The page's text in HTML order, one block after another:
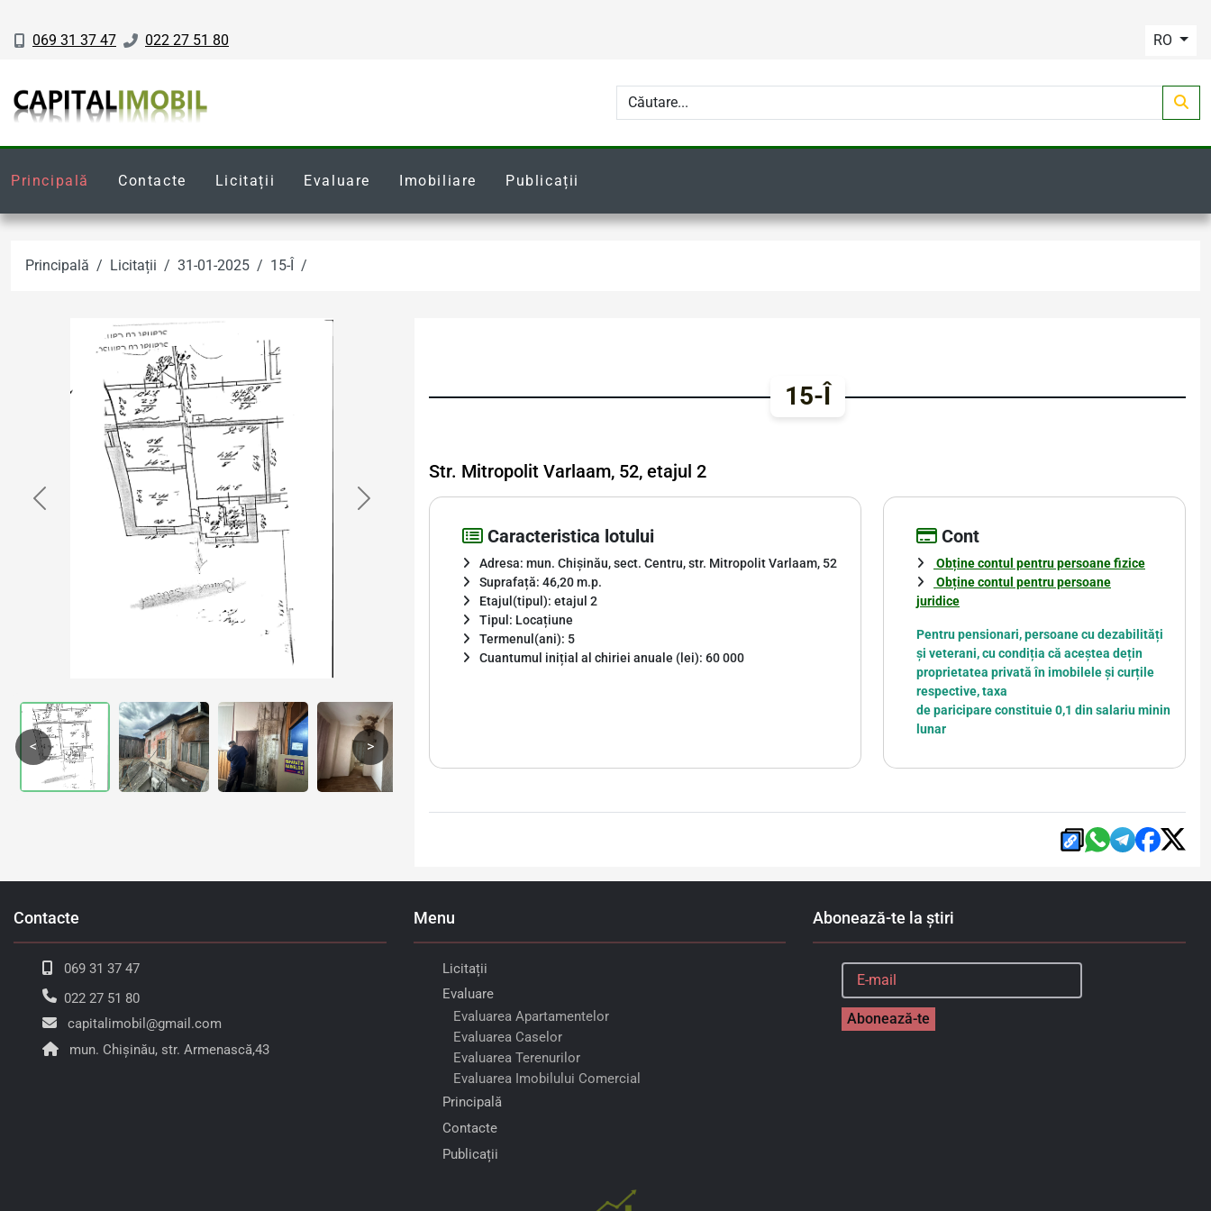
069 31 37 47 022 27 51 80 RO
Principală Contacte Licitații Evaluare Imobiliare Publicații
Principală Licitații 31-01-2025 15-Î
Previous Next
< >
15-Î
Str. Mitropolit Varlaam, 52, etajul 2
Caracteristica lotului
Adresa: mun. Chișinău, sect. Centru, str. Mitropolit Varlaam, 52
Suprafață: 46,20 m.p.
Etajul(tipul): etajul 2
Tipul: Locațiune
Termenul(ani): 5
Cuantumul inițial al chiriei anuale (lei): 60 000
Cont
Obține contul pentru persoane fizice
Obține contul pentru persoane
juridice
Pentru pensionari, persoane cu dezabilități
și veterani, cu condiția că aceștea dețin
proprietatea privată în imobilele și curțile
respective, taxa
de paricipare constituie 0,1 din salariu minin
lunar
Contacte
069 31 37 47
022 27 51 80
capitalimobil@gmail.com
mun. Chișinău, str. Armenască,43
Menu
Licitații
Evaluare
Evaluarea Apartamentelor
Evaluarea Caselor
Evaluarea Terenurilor
Evaluarea Imobilului Comercial
Principală
Contacte
Publicații
Abonează-te la știri
Abonează-te